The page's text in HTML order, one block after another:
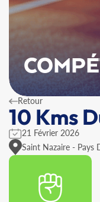
Retour
10 Kms
21 Février 2026
Saint Nazaire - Pays